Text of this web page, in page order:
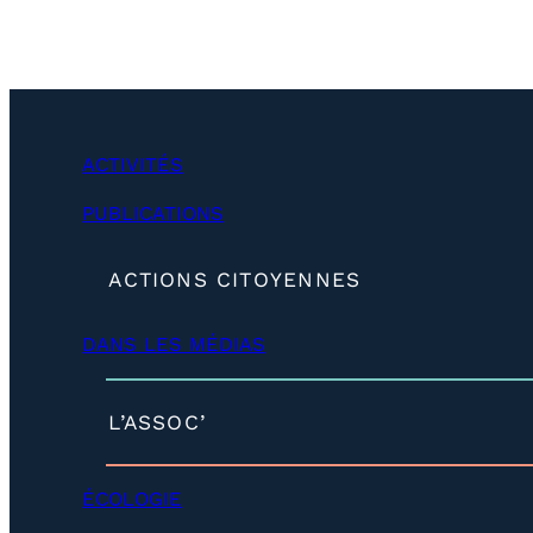
ACTIVITÉS
PUBLICATIONS
ACTIONS CITOYENNES
e
p
DANS LES MÉDIAS
L’ASSOC’
é
ÉCOLOGIE